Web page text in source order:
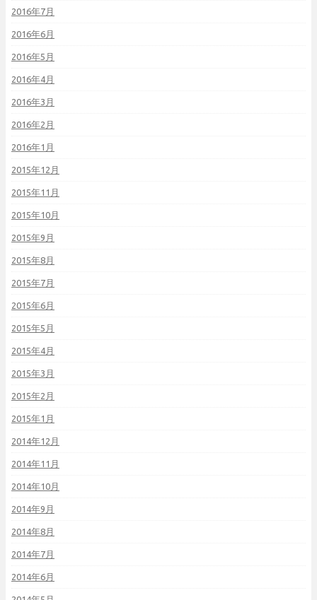
2016年7月
2016年6月
2016年5月
2016年4月
2016年3月
2016年2月
2016年1月
2015年12月
2015年11月
2015年10月
2015年9月
2015年8月
2015年7月
2015年6月
2015年5月
2015年4月
2015年3月
2015年2月
2015年1月
2014年12月
2014年11月
2014年10月
2014年9月
2014年8月
2014年7月
2014年6月